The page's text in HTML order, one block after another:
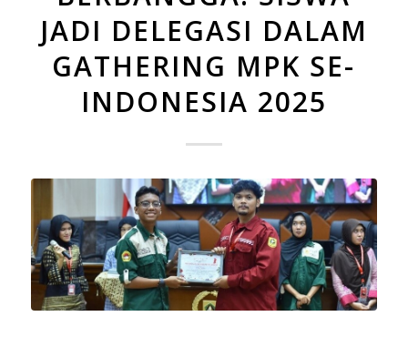
JADI DELEGASI DALAM
GATHERING MPK SE-
INDONESIA 2025